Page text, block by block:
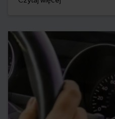
Prezentujemy również, jakie